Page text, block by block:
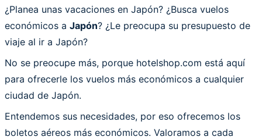
¿Planea unas vacaciones en Japón? ¿Busca vuelos
económicos a Japón? ¿Le preocupa su presupuesto de
viaje al ir a Japón?
No se preocupe más, porque hotelshop.com está aquí
para ofrecerle los vuelos más económicos a cualquier
ciudad de Japón.
Entendemos sus necesidades, por eso ofrecemos los
boletos aéreos más económicos. Valoramos a cada